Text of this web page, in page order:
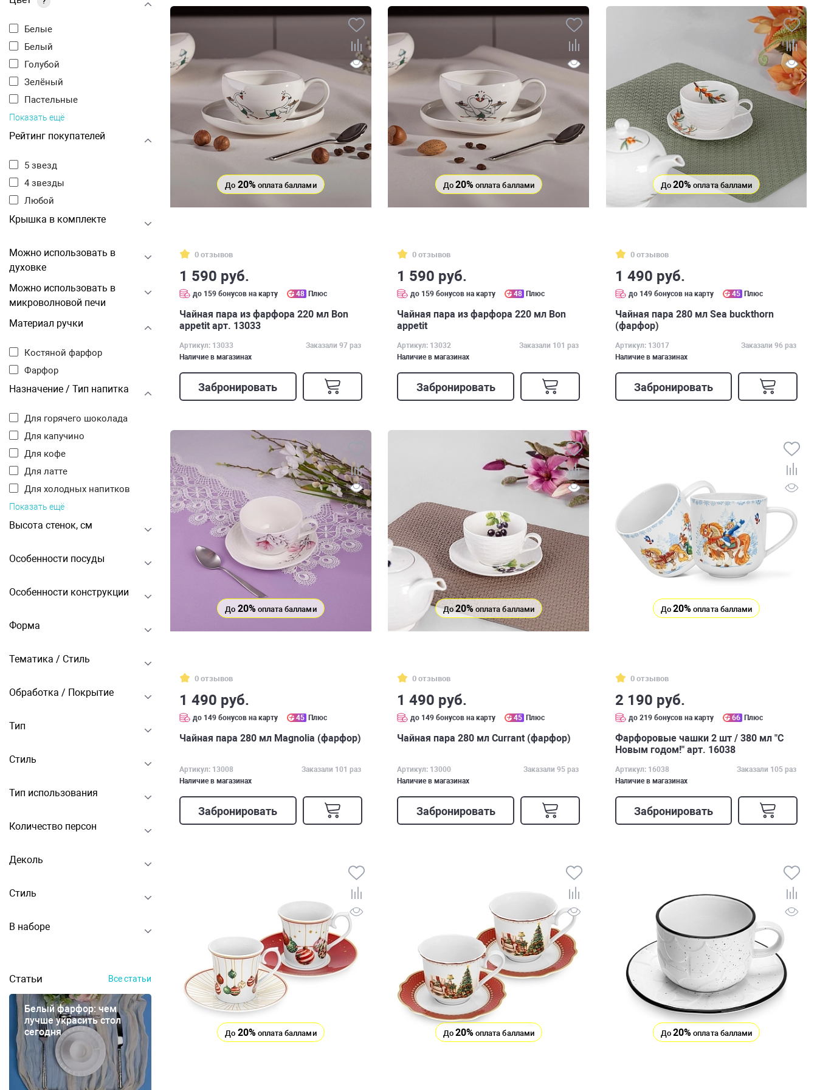
Белые
Белый
Голубой
Зелёный
Пастельные
Показать ещё
Рейтинг покупателей
5 звезд
4 звезды
Любой
Крышка в комплекте
Можно использовать в
духовке
Можно использовать в
микроволновой печи
Материал ручки
Костяной фарфор
Фарфор
Назначение / Тип напитка
Для горячего шоколада
Для капучино
Для кофе
Для латте
Для холодных напитков
Показать ещё
Высота стенок, см
Особенности посуды
Особенности конструкции
Форма
Тематика / Стиль
Обработка / Покрытие
Тип
Стиль
Тип использования
Количество персон
Деколь
Стиль
В наборе
Статьи Все статьи
Белый фарфор: чем
лучше украсить стол
сегодня
До 20%оплата баллами
0 отзывов
1 590 руб.
до 159 бонусов на карту 48 Плюс
Чайная пара из фарфора 220 мл Bon
appetit арт. 13033
Артикул: 13033
Заказали 97 раз
Наличие в магазинах
Забронировать
До 20% оплата баллами
0 отзывов
1 590 руб.
до 159 бонусов на карту 48 Плюс
Чайная пара из фарфора 220 мл Bon
appetit
Артикул: 13032
Заказали 101 раз
Наличие в магазинах
Забронировать
До20% оплата баллами
0 отзывов
1 490 руб.
до 149 бонусов на карту 45 Плюс
Чайная пара 280 мл Sea buckthorn
(фарфор)
Артикул: 13017
Заказали 96 раз
Наличие в магазинах
Забронировать
До 20% оплата баллами
0 отзывов
1 490 руб.
до 149 бонусов на карту 45 Плюс
Чайная пара 280 мл Magnolia (фарфор)
Артикул: 13008
Заказали 101 раз
Наличие в магазинах
Забронировать
До 20% оплата баллами
0 отзывов
1 490 руб.
до 149 бонусов на карту 45 Плюс
Чайная пара 280 мл Currant (фарфор)
Артикул: 13000
Заказали 95 раз
Наличие в магазинах
Забронировать
До20% оплата баллами
0 отзывов
2 190 руб.
до 219 бонусов на карту 66 Плюс
Фарфоровые чашки 2 шт / 380 мл "С
Новым годом!" арт. 16038
Артикул: 16038
Заказали 105 раз
Наличие в магазинах
Забронировать
До 20% оплата баллами До 20% оплата баллами До20% оплата баллами